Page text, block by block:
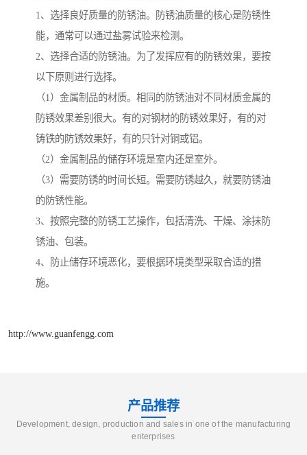
1、选择良好质量的防锈油。防锈油质量的核心是防锈性
能，通常可以通过盐雾试验来检测。
2、选择合适的防锈油。为了发挥应有的防锈效果，要按
以下原则进行选择。
（1）金属制品的材质。相同的防锈油对不同材质金属的
防锈效果差别很大。有的对钢材的防锈效果好，有的对
铸铁的防锈效果好，有的只针对铜或铝。
（2）金属制品的储存环境是室内还是室外。
（3）需要防锈的时间长短。需要防锈越久，就要防锈油
的防锈性能。
3、按照完整的防锈工艺操作，包括清洗、干燥、涂抹防
锈油、包装。
4、防止储存环境恶化，要根据环境类型采取合适的措
施。
http://www.guanfengg.com
产品推荐
Development, design, production and sales in one of the manufacturing
enterprises